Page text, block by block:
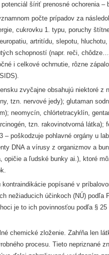
šíriť prenosné ochorenia –
počte prípadov za
cukrovku 1. typu, poruchy
artritídu, slepotu,
schopností (napr. reči,
i celkové ochrnutie, rôzne
zvyčajne obsahujú niektoré z
tzn. nervové jedy); glutaman
neomycín, chlórtetracyklín,
tzn. rakovinotvorná látka);
– poškodzuje pohlavné orgány u
DNA a vírusy z organizmov a
opičie a ľudské bunky ai.), ktoré
kontraindikácie popísané v
nežiaducich účinkoch (NÚ) podľa
je to ich povinnosťou podľa §
chemické zloženie. Zahŕňa len
procesu. Tieto nepriznané